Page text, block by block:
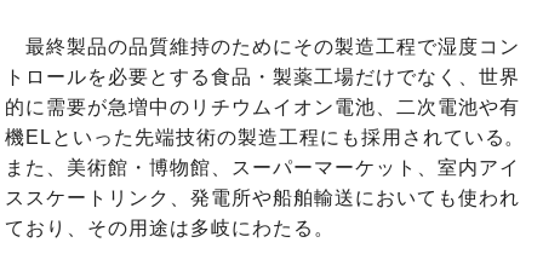
最終製品の品質維持のためにその製造工程で湿度コン
トロールを必要とする食品・製薬工場だけでなく、世界
的に需要が急増中のリチウムイオン電池、二次電池や有
機ELといった先端技術の製造工程にも採用されている。
また、美術館・博物館、スーパーマーケット、室内アイ
ススケートリンク、発電所や船舶輸送においても使われ
ており、その用途は多岐にわたる。